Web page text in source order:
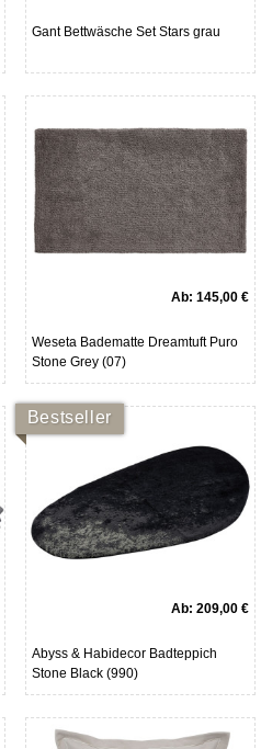
Gant Bettwäsche Set Stars grau
Ab: 145,00 €
Weseta Badematte Dreamtuft Puro
Stone Grey (07)
Bestseller
Ab: 209,00 €
Abyss & Habidecor Badteppich
Stone Black (990)